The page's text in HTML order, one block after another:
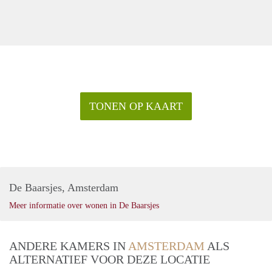
TONEN OP KAART
De Baarsjes, Amsterdam
Meer informatie over wonen in De Baarsjes
ANDERE KAMERS IN AMSTERDAM ALS
ALTERNATIEF VOOR DEZE LOCATIE